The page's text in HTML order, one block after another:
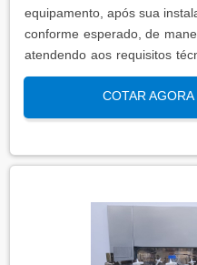
equipamento, após sua
conforme esperado, de
atendendo aos requisitos
qualificação de operação é
sistema ou equipamento
parâmetros esperados em
qualidade, produtividade e
COTAR AGORA